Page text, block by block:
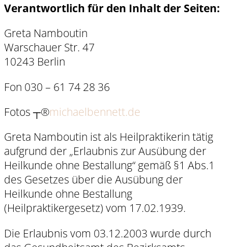
Verantwortlich für den Inhalt der Seiten:
Greta Namboutin
Warschauer Str. 47
10243 Berlin
Fon 030 – 61 74 28 36
Fotos ┬®michaelbennett.de
Greta Namboutin ist als Heilpraktikerin tätig
aufgrund der „Erlaubnis zur Ausübung der
Heilkunde ohne Bestallung“ gemäß §1 Abs.1
des Gesetzes über die Ausübung der
Heilkunde ohne Bestallung
(Heilpraktikergesetz) vom 17.02.1939.
Die Erlaubnis vom 03.12.2003 wurde durch